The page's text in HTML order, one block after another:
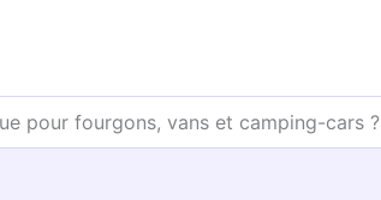
pour fourgons, vans et camping-cars ?